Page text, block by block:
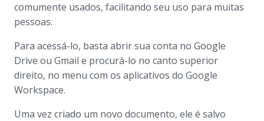
comumente usados, facilitando seu uso para muitas
pessoas.
Para acessá-lo, basta abrir sua conta no Google
Drive ou Gmail e procurá-lo no canto superior
direito, no menu com os aplicativos do Google
Workspace.
Uma vez criado um novo documento, ele é salvo